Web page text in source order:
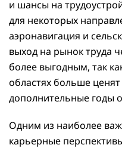
и шансы на
для некоторых
аэронавигация и
выход на рынок труда
более выгодным, так
областях больше
дополнительные годы
Одним из наиболее
карьерные